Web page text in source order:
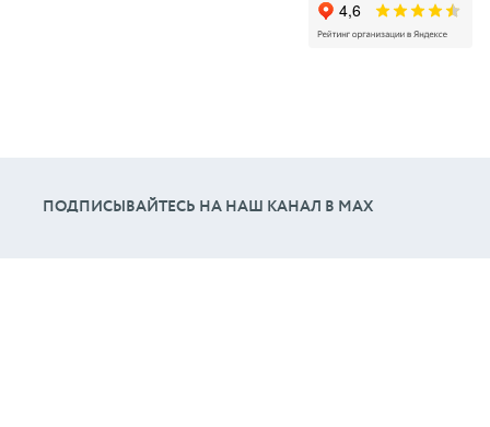
ПОДПИСЫВАЙТЕСЬ НА НАШ КАНАЛ В МАХ